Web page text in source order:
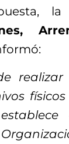
la